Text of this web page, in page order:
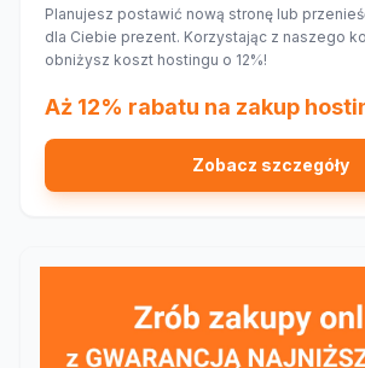
Planujesz postawić nową stronę lub
dla Ciebie prezent. Korzystając z naszego
obniżysz koszt hostingu o 12%!
Aż 12% rabatu na zakup
Zobacz szczegóły